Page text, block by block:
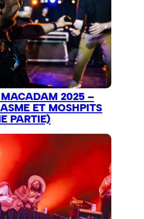
MACADAM 2025 –
ET MOSHPITS
PARTIE)